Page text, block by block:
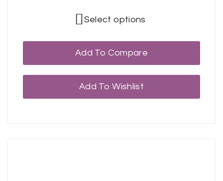
Select options
Add To Compare
Add To Wishlist